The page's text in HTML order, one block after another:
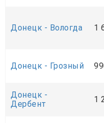
Донецк - Вологда 1
Донецк - Грозный
Донецк -
Дербент
1